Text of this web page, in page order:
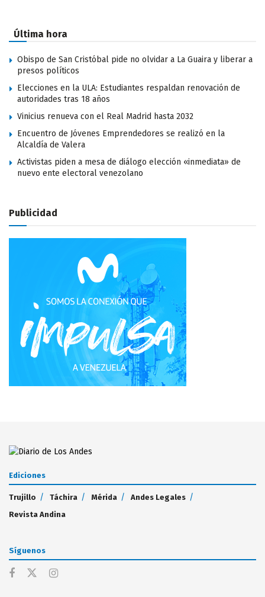
Última hora
Obispo de San Cristóbal pide no olvidar a La Guaira y liberar a
presos políticos
Elecciones en la ULA: Estudiantes respaldan renovación de
autoridades tras 18 años
Vinicius renueva con el Real Madrid hasta 2032
Encuentro de Jóvenes Emprendedores se realizó en la
Alcaldía de Valera
Activistas piden a mesa de diálogo elección «inmediata» de
nuevo ente electoral venezolano
Publicidad
Ediciones
Trujillo Táchira Mérida
Andes Legales
Revista Andina
Síguenos